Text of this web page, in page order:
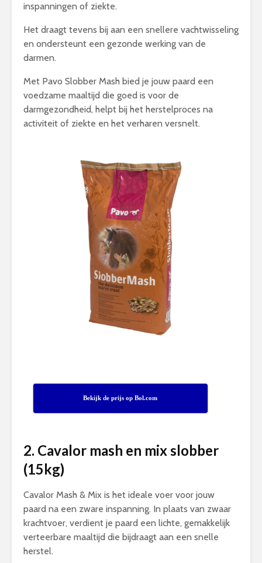
inspanningen of ziekte.
Het draagt tevens bij aan een snellere vachtwisseling
en ondersteunt een gezonde werking van de
darmen.
Met Pavo Slobber Mash bied je jouw paard een
voedzame maaltijd die goed is voor de
darmgezondheid, helpt bij het herstelproces na
activiteit of ziekte en het verharen versnelt.
Bekijk de prijs op Bol.com
2. Cavalor mash en mix slobber
(15kg)
Cavalor Mash & Mix is het ideale voer voor jouw
paard na een zware inspanning. In plaats van zwaar
krachtvoer, verdient je paard een lichte, gemakkelijk
verteerbare maaltijd die bijdraagt aan een snelle
herstel.